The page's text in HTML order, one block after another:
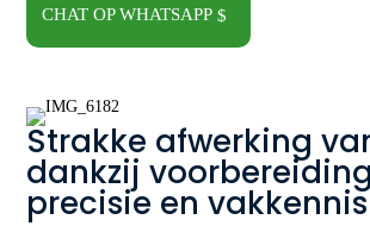
CHAT OP WHATSAPP
Strakke afwerking
dankzij
precisie en vakkennis